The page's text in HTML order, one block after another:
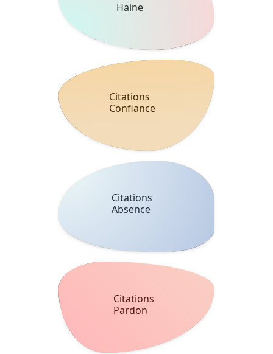
Haine
Citations
Confiance
Citations
Absence
Citations
Pardon